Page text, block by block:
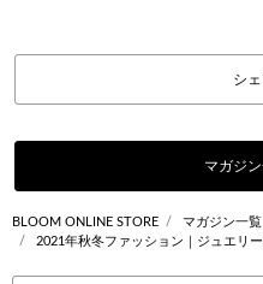
シ
マガジ
BLOOM ONLINE STORE
マガジン一覧
2021年秋冬ファッション｜ジュエリ